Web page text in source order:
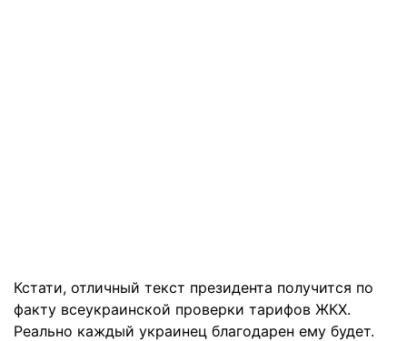
Кстати, отличный текст президента получится по
факту всеукраинской проверки тарифов ЖКХ.
Реально каждый украинец благодарен ему будет.